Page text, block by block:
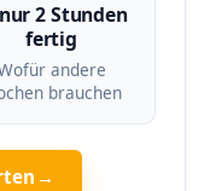
2 Stunden
fertig
andere
brauchen
→